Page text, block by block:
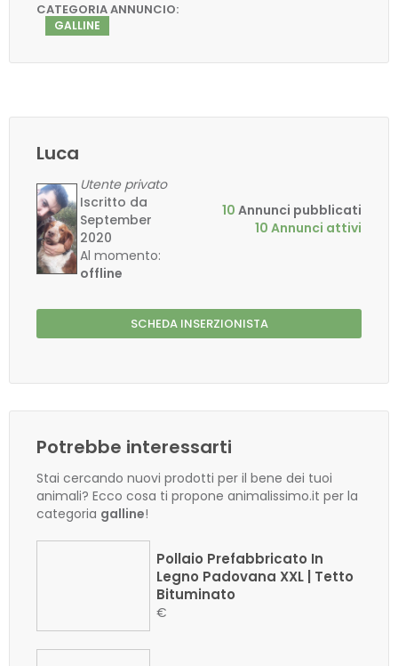
CATEGORIA ANNUNCIO:
GALLINE
Luca
Utente privato
Iscritto da
September
2020
Al momento:
offline
10 Annunci pubblicati
10 Annunci attivi
SCHEDA INSERZIONISTA
Potrebbe interessarti
Stai cercando nuovi prodotti per il bene dei tuoi
animali? Ecco cosa ti propone animalissimo.it per la
categoria galline!
Pollaio Prefabbricato In
Legno Padovana XXL | Tetto
Bituminato
€